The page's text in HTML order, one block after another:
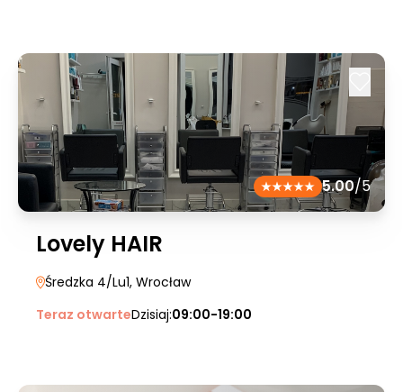
5.00/5
Lovely HAIR
Średzka 4/Lu1, Wrocław
Teraz otwarteDzisiaj:09:00-19:00